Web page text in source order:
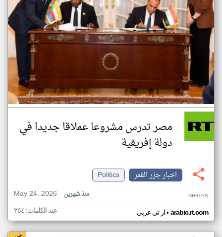
مصر تدرس مشروعا عملاقا جديدا في
دولة إفريقية
اخبار جزر القمر
Politics
May 24, 2026
منذ شهرين NH91ES
ار تي عربي• arabic.rt.com عدد الكلمات: ٢٥٤